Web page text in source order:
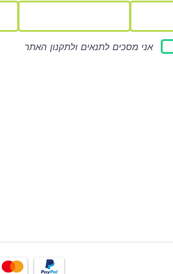
אני מסכים לתנאים ולתקנון האתר